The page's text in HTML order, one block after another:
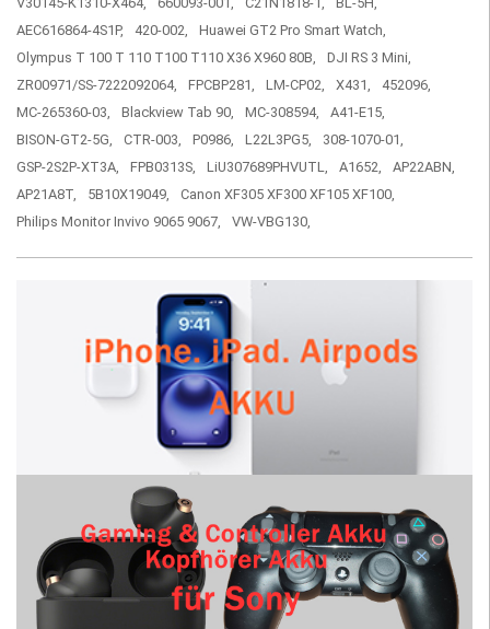
AEC616864-4S1P,
420-002,
Huawei GT2 Pro Smart Watch,
Olympus T 100 T 110 T100 T110 X36 X960 80B,
DJI RS 3 Mini,
ZR00971/SS-7222092064,
FPCBP281, LM-CP02, X431,
452096,
MC-265360-03,
Blackview Tab 90, MC-308594,
A41-E15,
BISON-GT2-5G,
CTR-003, P0986, L22L3PG5,
308-1070-01,
GSP-2S2P-XT3A,
FPB0313S, LiU307689PHVUTL, A1652,
AP22ABN,
AP21A8T,
5B10X19049,
Canon XF305 XF300 XF105 XF100,
Philips Monitor Invivo 9065 9067,
VW-VBG130,